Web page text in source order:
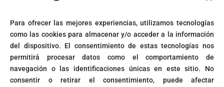
Para ofrecer las mejores experiencias, utilizamos tecnologías
como las cookies para almacenar y/o acceder a la información
del dispositivo. El consentimiento de estas tecnologías nos
permitirá procesar datos como el comportamiento de
navegación o las identificaciones únicas en este sitio. No
consentir o retirar el consentimiento, puede afectar
Microsoft activará automáticamente políticas de acceso
condicional
Fin del soporte para Windows 10
Corte prohíbe Zero Rating en Colombia